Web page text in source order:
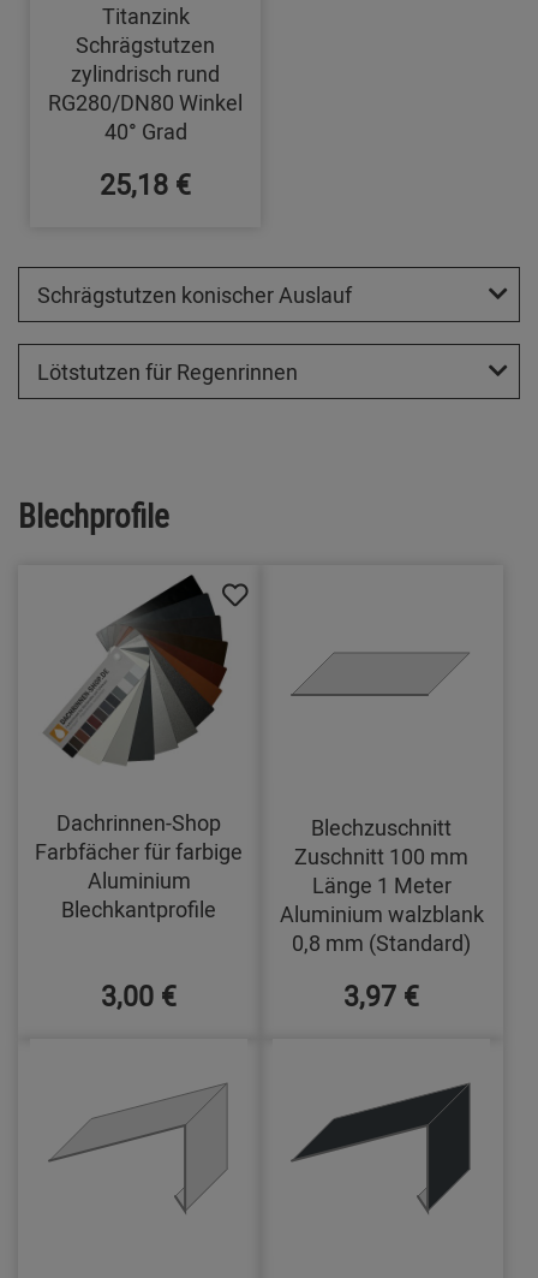
Titanzink
Schrägstutzen
zylindrisch rund
RG280/DN80 Winkel
40° Grad
25,18 €
Schrägstutzen konischer Auslauf
Lötstutzen für Regenrinnen
Blechprofile
Dachrinnen-Shop
Farbfächer für farbige
Aluminium
Blechkantprofile
3,00 €
Blechzuschnitt
Zuschnitt 100 mm
Länge 1 Meter
Aluminium walzblank
0,8 mm (Standard)
3,97 €